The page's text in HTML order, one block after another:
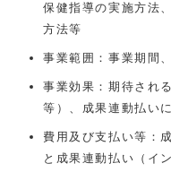
保健指導の実施方法
方法等
事業範囲：事業期間
事業効果：期待され
等）、成果連動払い
費用及び支払い等：
と成果連動払い（イ